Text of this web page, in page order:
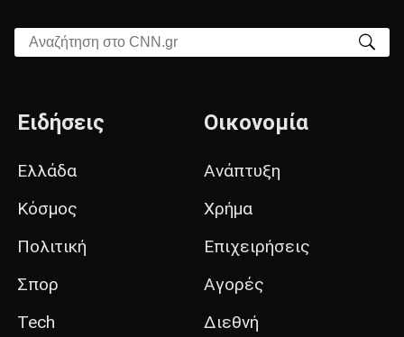
Αναζήτηση στο CNN.gr
Ειδήσεις
Ελλάδα
Κόσμος
Πολιτική
Σπορ
Tech
Οικονομία
Ανάπτυξη
Χρήμα
Επιχειρήσεις
Αγορές
Διεθνή